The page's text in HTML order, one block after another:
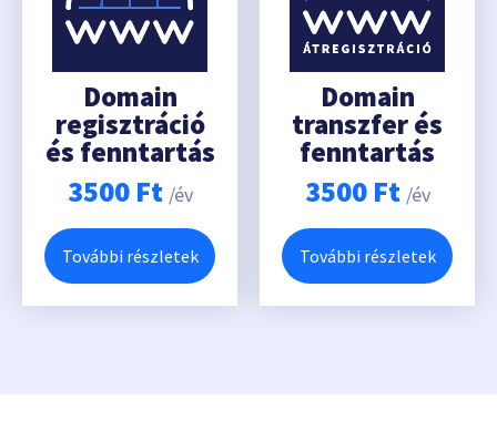
Domain
regisztráció
és fenntartás
3500 Ft /év
További részletek
Domain
transzfer és
fenntartás
3500 Ft /év
További részletek